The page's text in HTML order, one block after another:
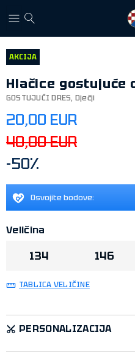
AKCIJA
Hlačice gostujuće
GOSTUJUĆI DRES, Dječji
20,00 EUR
40,00 EUR
-50%
Osvojite bodove:
Veličina
134 146
TABLICA VELIČINE
PERSONALIZACIJA